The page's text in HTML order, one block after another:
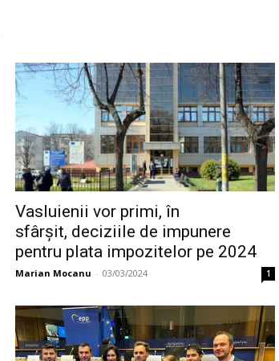
Vasluienii vor primi, în
sfârşit, deciziile de impunere
pentru plata impozitelor pe 2024
Marian Mocanu - 03/03/2024 1